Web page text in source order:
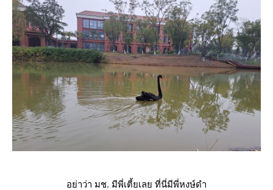
อย่าว่า มช. มีพี่เตี้ยเลย ที่นี่มีพี่หงษ์ดำ